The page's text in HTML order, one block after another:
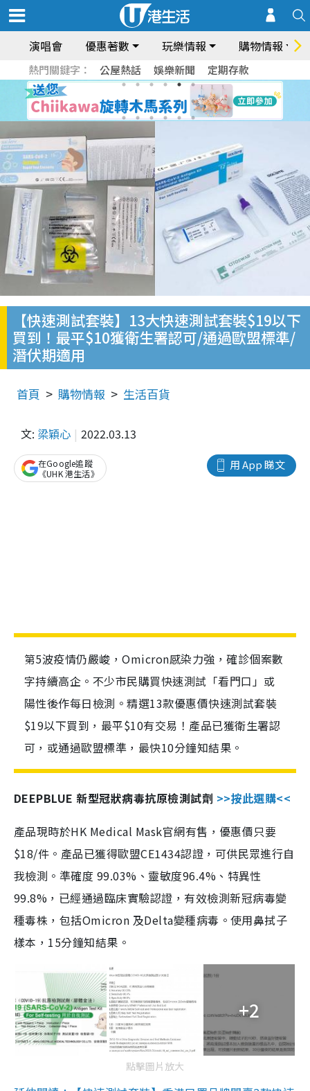
演唱會 優惠著數 玩樂情報 購物情報
熱門關鍵字： 公屋熱話 娛樂新聞 定期存款
【快速測試套裝】13大快速測試套裝$19以下
買到！最平$10獲衛生署認可/通過歐盟標準/
潛伏期適用
首頁 購物情報 生活百貨
文: 梁穎心 2022.03.13
用 App 睇文
在Google追蹤
《UHK 港生活》
第5波疫情仍嚴峻，Omicron感染力強，確診個案數
字持續高企。不少市民購買快速測試「看門口」或
陽性後作每日檢測。精選13款優惠價快速測試套裝
$19以下買到，最平$10有交易！產品已獲衛生署認
可，或通過歐盟標準，最快10分鐘知結果。
DEEPBLUE 新型冠狀病毒抗原檢測試劑 >>按此選購<<
產品現時於HK Medical Mask官網有售，優惠價只要
$18/件。產品已獲得歐盟CE1434認證，可供民眾進行自
我檢測。準確度 99.03%、靈敏度96.4%、特異性
99.8%，已經通過臨床實驗認證，有效檢測新冠病毒變
種毒株，包括Omicron 及Delta變種病毒。使用鼻拭子
樣本，15分鐘知結果。
+2
點擊圖片放大